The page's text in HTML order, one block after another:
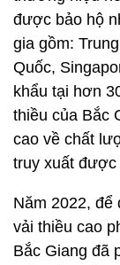
được bảo hộ
gia gồm:
Quốc,
khẩu tại hơn
thiều của Bắc
cao về chất
truy xuất được
Năm 2022,
vải thiều cao
Bắc Giang đã